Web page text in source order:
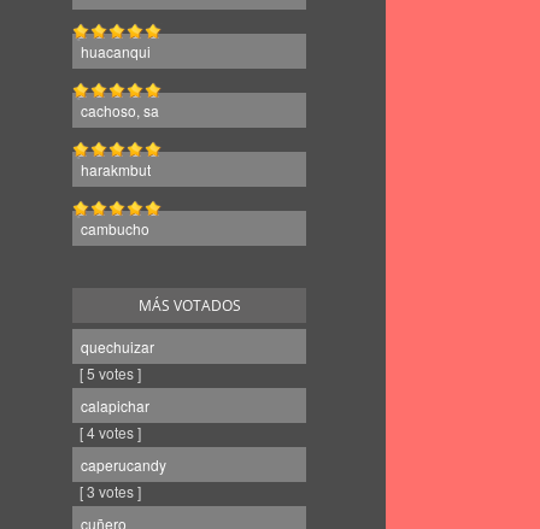
huacanqui
cachoso, sa
harakmbut
cambucho
MÁS VOTADOS
quechuizar
[ 5 votes ]
calapichar
[ 4 votes ]
caperucandy
[ 3 votes ]
cuñero